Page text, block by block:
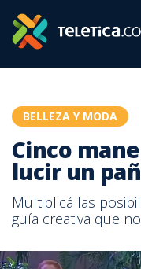
BELLEZA Y MODA
Cinco
lucir un
Multiplicá las
guía creativa que